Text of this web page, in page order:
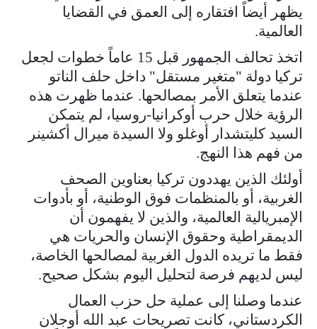
يظهر أيضاً افتقاره إلى العمق في القضايا
العالمية.
اتخذ تحالف الجمهور قبل 15 عاماً خطوات لجعل
تركيا دولة "متغير مستقل" داخل حلف الناتو
عندما يتعلق الأمر بمصالحها. عندما ظهرت هذه
الرؤية خلال حرب أوكرانيا-روسيا، لم يتمكن
السيد كليتشدار أوغلو ولا السيدة ميرال أكشينر
من فهم هذا النهج.
أولئك الذين يهددون تركيا بعناوين الصحف
الغربية، أو بالمنظمات فوق الوطنية، أو بأدوات
الإمبريالية العالمية، والذين لا يفهمون أن
الديمقراطية وحقوق الإنسان والحريات هي
فقط ما تريده الدول الغربية لمصالحها الخاصة،
ليس لديهم فرصة لتحليل اليوم بشكل صحيح.
عندما وصلنا إلى عملية حل حزب العمال
الكردستاني، كانت تصريحات عبد الله أوجلان